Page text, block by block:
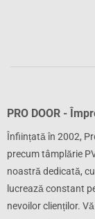
PRO DOOR -
Înființată în 2002,
precum tâmplărie
noastră dedicată,
lucrează constant
nevoilor clienților.